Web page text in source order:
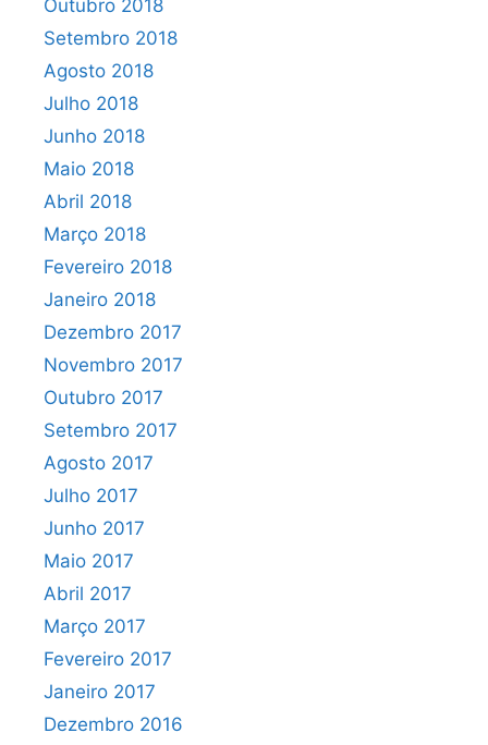
Outubro 2018
Setembro 2018
Agosto 2018
Julho 2018
Junho 2018
Maio 2018
Abril 2018
Março 2018
Fevereiro 2018
Janeiro 2018
Dezembro 2017
Novembro 2017
Outubro 2017
Setembro 2017
Agosto 2017
Julho 2017
Junho 2017
Maio 2017
Abril 2017
Março 2017
Fevereiro 2017
Janeiro 2017
Dezembro 2016